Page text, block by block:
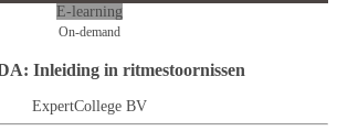
E-learning
On-demand
Inleiding in ritmestoornissen
ExpertCollege BV